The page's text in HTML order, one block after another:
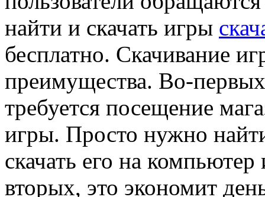
найти и скачать игры
бесплатно. Скачивание
преимущества. Во-
требуется посещение
игры. Просто нужно
скачать его на
вторых, это экономит